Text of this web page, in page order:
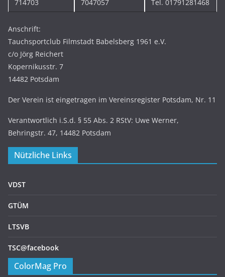
714703
7047057
Tel. 01791281468
Anschrift:
Tauchsportclub Filmstadt Babelsberg 1961 e.V.
c/o Jörg Reichert
Kopernikusstr. 7
14482 Potsdam
Der Verein ist eingetragen im Vereinsregister Potsdam, Nr. 11
Verantwortlich i.S.d. § 55 Abs. 2 RStV: Uwe Werner,
Behringstr. 47, 14482 Potsdam
Nützliche Links
VDST
GTÜM
LTSVB
TSC@facebook
ColorMag Pro